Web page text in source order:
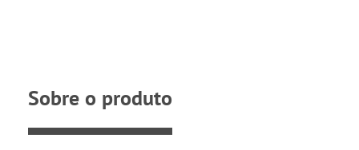
Sobre o produto